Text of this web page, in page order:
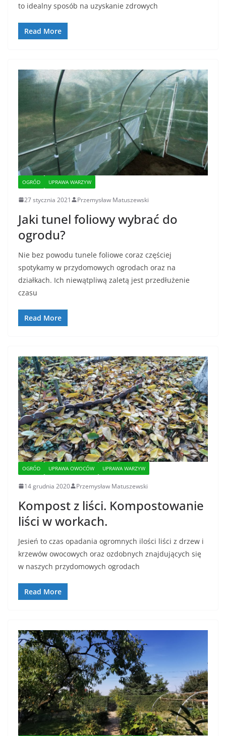
to idealny sposób na uzyskanie zdrowych
Read More
OGRÓD UPRAWA WARZYW
27 stycznia 2021 Przemysław Matuszewski
Jaki tunel foliowy wybrać do
ogrodu?
Nie bez powodu tunele foliowe coraz częściej
spotykamy w przydomowych ogrodach oraz na
działkach. Ich niewątpliwą zaletą jest przedłużenie
czasu
Read More
OGRÓD UPRAWA OWOCÓW UPRAWA WARZYW
14 grudnia 2020 Przemysław Matuszewski
Kompost z liści. Kompostowanie
liści w workach.
Jesień to czas opadania ogromnych ilości liści z drzew i
krzewów owocowych oraz ozdobnych znajdujących się
w naszych przydomowych ogrodach
Read More